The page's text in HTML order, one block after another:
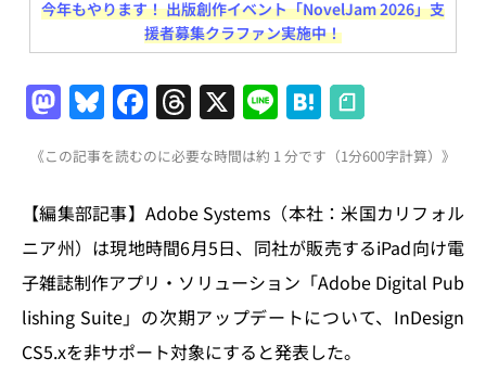
今年もやります！ 出版創作イベント「NovelJam 2026」支
援者募集クラファン実施中！
M
a
st
o
d
o
n
Bl
u
e
s
k
y
F
a
c
e
b
o
o
k
T
h
re
a
d
s
X Li
n
e
H
at
e
n
a
《この記事を読むのに必要な時間は約 1 分です（1分600字計算）》
【編集部記事】Adobe Systems（本社：米国カリフォル
ニア州）は現地時間6月5日、同社が販売するiPad向け電
子雑誌制作アプリ・ソリューション「Adobe Digital Pub
lishing Suite」の次期アップデートについて、InDesign
CS5.xを非サポート対象にすると発表した。